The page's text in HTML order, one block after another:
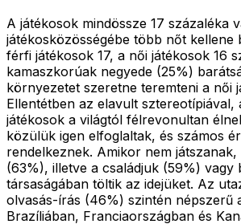
A játékosok mindössze 17 százaléka
játékosközösségébe több nőt kellene
férfi játékosok 17, a női játékosok 16
kamaszkorúak negyede (25%)
környezetet szeretne teremteni a női
Ellentétben az elavult sztereotípiával,
játékosok a világtól félrevonultan
közülük igen elfoglaltak, és számos
rendelkeznek. Amikor nem játszanak,
(63%), illetve a családjuk (59%) vagy
társaságában töltik az idejüket. Az
olvasás-írás (46%) szintén népszerű
Brazíliában, Franciaországban és